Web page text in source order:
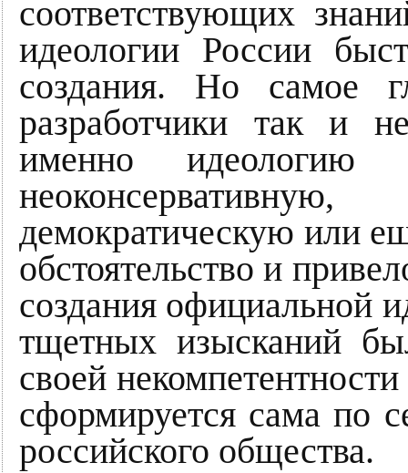
соответствующих
идеологии России
создания. Но самое
разработчики так и
именно идеологию
демократическую или
обстоятельство и
создания официальной
тщетных изысканий
своей
сформируется сама по
российского общества.